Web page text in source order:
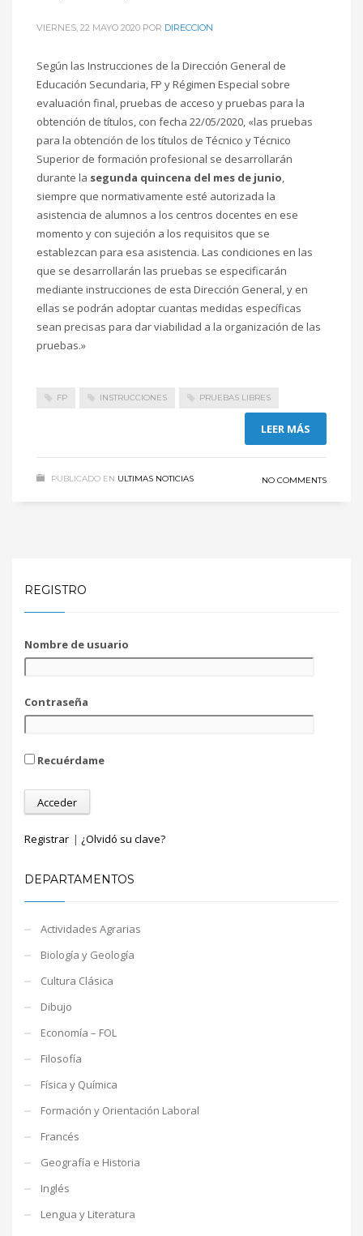
VIERNES, 22 MAYO 2020 POR DIRECCION
Según las Instrucciones de la Dirección General de
Educación Secundaria, FP y Régimen Especial sobre
evaluación final, pruebas de acceso y pruebas para la
obtención de títulos, con fecha 22/05/2020, «las pruebas
para la obtención de los títulos de Técnico y Técnico
Superior de formación profesional se desarrollarán
durante la segunda quincena del mes de junio
siempre que normativamente esté autorizada la
asistencia de alumnos a los centros docentes en ese
momento y con sujeción a los requisitos que se
establezcan para esa asistencia. Las condiciones en las
que se desarrollarán las pruebas se especificarán
mediante instrucciones de esta Dirección General, y en
ellas se podrán adoptar cuantas medidas específicas
sean precisas para dar viabilidad a la organización de las
pruebas.»
FP INSTRUCCIONES PRUEBAS LIBRES
LEER MÁS
PUBLICADO EN ULTIMAS NOTICIAS NO COMMENTS
REGISTRO
Nombre de usuario
Contraseña
Recuérdame
Registrar | ¿Olvidó su clave?
DEPARTAMENTOS
Actividades Agrarias
Biología y Geología
Cultura Clásica
Dibujo
Economía – FOL
Filosofía
Física y Química
Formación y Orientación Laboral
Francés
Geografía e Historia
Inglés
Lengua y Literatura